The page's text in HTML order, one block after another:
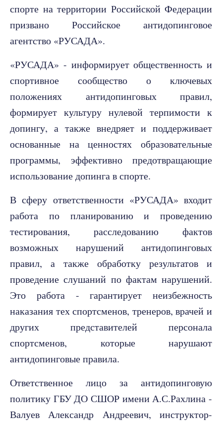
спорте на территории Российской Федерации
призвано Российское антидопинговое
агентство «РУСАДА».
«РУСАДА» - информирует общественность и
спортивное сообщество о ключевых
положениях антидопинговых правил,
формирует культуру нулевой терпимости к
допингу, а также внедряет и поддерживает
основанные на ценностях образовательные
программы, эффективно предотвращающие
использование допинга в спорте.
В сферу ответственности «РУСАДА» входит
работа по планированию и проведению
тестирования, расследованию фактов
возможных нарушений антидопинговых
правил, а также обработку результатов и
проведение слушаний по фактам нарушений.
Это работа - гарантирует неизбежность
наказания тех спортсменов, тренеров, врачей и
других представителей персонала
спортсменов, которые нарушают
антидопинговые правила.
Ответственное лицо за антидопинговую
политику ГБУ ДО СШОР имени А.С.Рахлина -
Валуев Александр Андреевич, инструктор-